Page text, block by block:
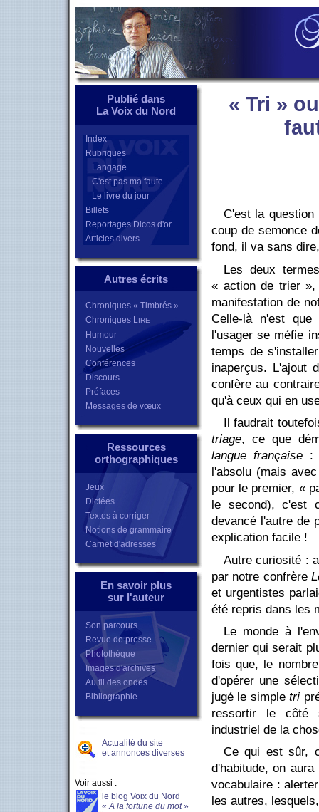
Publié dans
La Voix du Nord
Index
Rubriques
Langage
C'est pas ma faute
Le livre du jour
Billets
Reportages Dicos d'or
Articles divers
Autres écrits
Chroniques « Timbrés »
Chroniques LIRE
Humour
Nouvelles
Conférences
Discours
Préfaces
Messages de vœux
Ressources
orthographiques
Jeux
Dictées
Textes à corriger
Notions de grammaire
Carnet d'adresses
En savoir plus
sur l'auteur
Son parcours
Revue de presse
Photothèque
Images d'archives
Au fil des ondes
Bibliographie
Actualité du site
et annonces diverses
Voir aussi :
le blog Voix du Nord
« À la fortune du mot»
« Tri »
C'est la
coup de semonce
fond, il va sans
Les deux
« action de trier »,
manifestation de
Celle-là n'est que
l'usager se méfie
temps de
inaperçus. L'ajout
confère au
qu'à ceux qui en
Il faudrait
triage, ce que
langue française:
l'absolu (mais
pour le premier, «
le second), c'est
devancé l'autre de
explication facile !
Autre curiosité :
par notre confrère
et urgentistes
été repris dans les
Le monde à
dernier qui serait
fois que, le
d'opérer une
jugé le simpletri
ressortir le côté
industriel de la
Ce qui est sûr,
d'habitude, on
vocabulaire :
les autres,